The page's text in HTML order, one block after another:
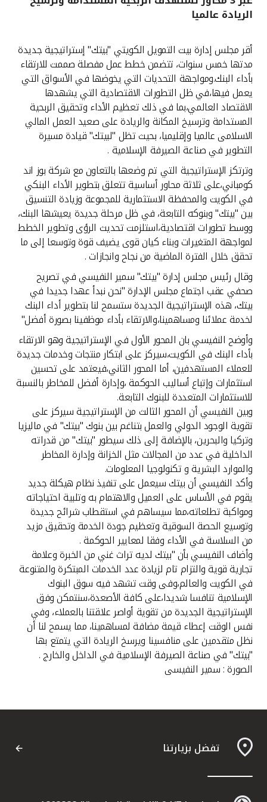
القنوات المصرفية
أدوات وخدمات
خدمات ما بعد البيع
اتصل بنا
مواقع الفروع وأجهزة الصرف الآلي
ألمانيا
ماليزيا
تركيا
مصر
المملكة المتحدة
مملكة البحرين
الريادة عالميا
أقر مجلس إدارة بيت التمويل الكويتي "بيتك" إستراتيجية جديدة
مدتها خمس سنوات، تتضمن خطط عمل مفصلة صممت للارتقاء
بأداء البنك.ومواجهة التحديات التي يخوضها في الأسواق التي
يعمل فيها،في ظل التطورات الاقتصادية التي يشهدها
الاقتصاد العالمي،بما في ذلك تعظيم الأداء وتحقيق الربحية
المستدامة وترسيخ المكانة والريادة على صعيد العمل المالي
الاسلامى عالميا وإقليميا، بحيث تظل "لبيتك" قيادة مسيرة
التطوير في صناعة الصيرفة الإسلامية .
وترتكز الإستراتيجية التي تم وضعها بالتعاون مع شركة بوز اند
كومباني،على ثلاثة محاور أساسية تتعلق بتطوير الأداء البنكي
في الكويت والمحفظة الاستثمارية للمجموعة وزيادة التنسيق
بين "بيتك" وبنوكه التابعة، في ظل مرحلة جديدة يعيشها البنك،
ووسط تطورات اقتصادية،استلزمت تحديث الرؤى وتطوير الخطط
لمواجهة المتغيرات وبناء كيان قوى يضيف قوة وتوسعا إلى ما
تحقق خلال الفترة الماضية من نجاح وانجازات .
وقال رئيس مجلس إدارة "بيتك" سمير النفيسي في تصريح
صحفي عقب اجتماع مجلس الإدارة "نحن نبدأ عهدا جديدا في
بيتك، هذه الإستراتيجية الجديدة ستسمح لنا بتطوير أداء البنك
لخدمة عملائنا ومساهمينا،والارتقاء بأداء موظفينا بصورة أفضل"
وأوضح النفيسي بان المحور الأول في الإستراتيجية وهو الارتقاء
بأداء البنك في الكويت،سيركز على ابتكار منتجات وخدمات جديدة
للعملاء المستهدفين، أما المحور الثاني،فيعتمد على تحسين
استثمارات وإتباع أساليب الحوكمة ،وإدارة أفضل للمخاطر بالنسبة
للاستثمارات المتعددة للبنوك التابعة.
وبين النفيسي أن المحور الثالث من الإستراتيجية سيركز على
تقوية الوجود الدولي والعمل بتناغم بين بنوك "بيتك" في ماليزيا
وتركيا والبحرين، بالإضافة إلى ذلك سيطور "بيتك" من قدراته
الداخلية في عدد من المجالات مثل الخزانة وإدارة المخاطر
والموارد البشرية و تكنولوجيا المعلومات.
وأكد النفيسي أن بيتك سيعمل على تنفيذ نظام هيكلة جديد
يقوم في الأساس على العميل والاهتمام به وتلبية احتياجاته
ومواكبة تطلعاته،مما سيساهم في استقطاب شرائح جديدة
وتوسيع الحصة السوقية وتعظيم جودة الخدمة وتحقيق مزيد
من السلاسة في الأداء وفقا لمعايير الحوكمة .
وأضاف النفيسي بأن "بيتك لديه تراث غني من الخبرة وعلامة
تجارية قوية والتزام تام لزيادة عدد الخدمات المبتكرة والمتنوعة
في الكويت والعالم،وفى وقت تشهد فيه سوق البنوك
الإسلامية تنافسا شديدا،على كافة الأصعدة،سنتمكن وفق
الإستراتيجية الجديدة من تقوية أواصر علاقتنا بالعملاء، وفي
نفس الوقت إعطاء قيمة مضافة لمساهمينا، مما يسمح لنا أن
نظل متقدمين على منافسينا ويرسخ الريادة التي يتمتع بها
"بيتك" في صناعة الصيرفة الإسلامية في الداخل والخارج .
الصورة : سمير النفيسى
تفضل بزيارتنا